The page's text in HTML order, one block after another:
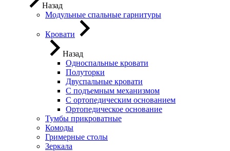
Назад
Модульные спальные гарнитуры
Кровати
Назад
Односпальные кровати
Полуторки
Двуспальные кровати
С подъемным механизмом
С ортопедическим основанием
Ортопедическое основание
Тумбы прикроватные
Комоды
Гримерные столы
Зеркала